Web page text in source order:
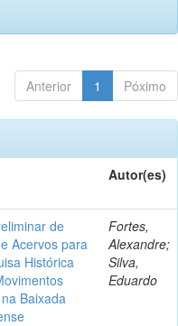
Anterior 1 Póximo
Autor(es)
de
Acervos para
Histórica
Baixada
Fortes,
Alexandre;
Silva,
Eduardo